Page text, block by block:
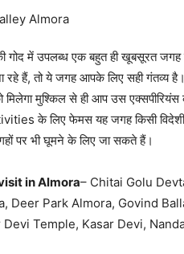
की गोद में उपलब्ध एक बहुत ही खूबसूरत
रहे हैं, तो ये जगह आपके लिए सही गंतव्य
मिलेगा मुश्किल से ही आप उस
के लिए फेमस यह जगह किसी विदेशी
पर भी घूमने के लिए जा सकते हैं।
in Almora– Chitai Golu
Deer Park Almora, Govind
Devi Temple, Kasar Devi,